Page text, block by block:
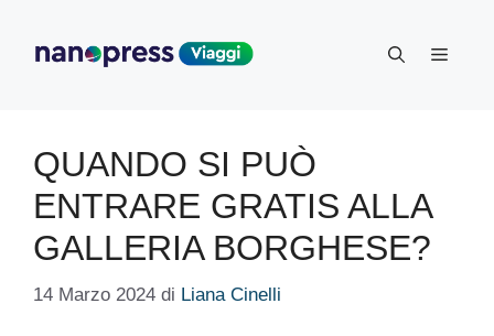
contenuto
Menu
QUANDO SI PUÒ
ENTRARE GRATIS ALLA
GALLERIA BORGHESE?
14 Marzo 2024 di Liana Cinelli